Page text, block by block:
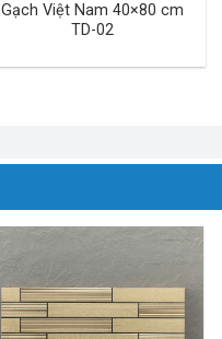
Gạch Việt Nam 40×80 cm
TD-02